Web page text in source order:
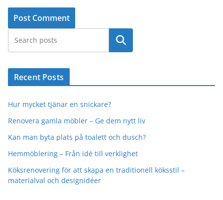
Search
Recent Posts
Hur mycket tjänar en snickare?
Renovera gamla möbler – Ge dem nytt liv
Kan man byta plats på toalett och dusch?
Hemmöblering – Från idé till verklighet
Köksrenovering för att skapa en traditionell köksstil –
materialval och designidéer